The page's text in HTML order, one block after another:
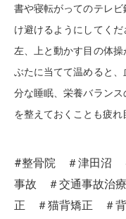
書や寝転がってのテレ
け避けるようにしてくだ
左、上と動かす目の体
ぶたに当てて温めると
分な睡眠、栄養バラン
を整えておくことも疲れ
#整骨院 ＃津田沼
事故 ＃交通事故治
正 ＃猫背矯正 ＃